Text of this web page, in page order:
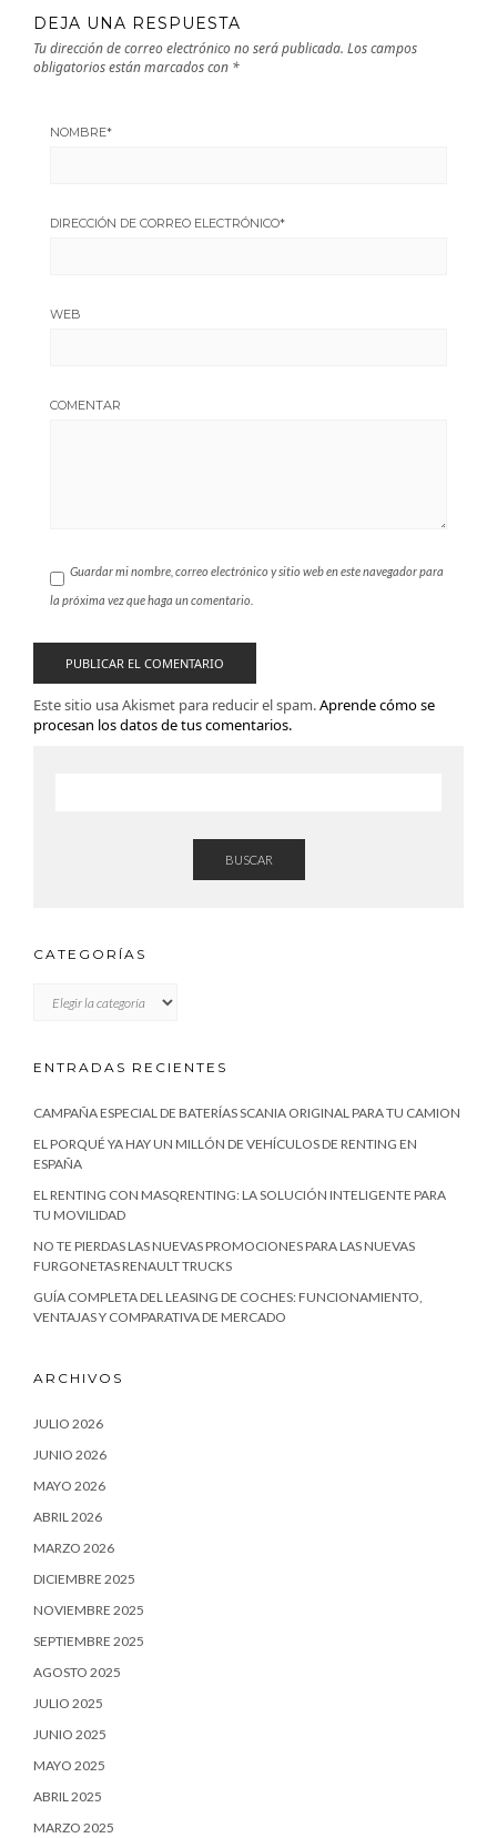
DEJA UNA RESPUESTA
Tu dirección de correo electrónico no será publicada. Los campos
obligatorios están marcados con *
NOMBRE*
DIRECCIÓN DE CORREO ELECTRÓNICO*
WEB
COMENTAR
Guardar mi nombre, correo electrónico y sitio web en este navegador para
la próxima vez que haga un comentario.
Este sitio usa Akismet para reducir el spam.Aprende cómo se
procesan los datos de tus comentarios.
BUSCAR
CATEGORÍAS
ENTRADAS RECIENTES
CAMPAÑA ESPECIAL DE BATERÍAS SCANIA ORIGINAL PARA TU CAMION
EL PORQUÉ YA HAY UN MILLÓN DE VEHÍCULOS DE RENTING EN
ESPAÑA
EL RENTING CON MASQRENTING: LA SOLUCIÓN INTELIGENTE PARA
TU MOVILIDAD
NO TE PIERDAS LAS NUEVAS PROMOCIONES PARA LAS NUEVAS
FURGONETAS RENAULT TRUCKS
GUÍA COMPLETA DEL LEASING DE COCHES: FUNCIONAMIENTO,
VENTAJAS Y COMPARATIVA DE MERCADO
ARCHIVOS
JULIO 2026
JUNIO 2026
MAYO 2026
ABRIL 2026
MARZO 2026
DICIEMBRE 2025
NOVIEMBRE 2025
SEPTIEMBRE 2025
AGOSTO 2025
JULIO 2025
JUNIO 2025
MAYO 2025
ABRIL 2025
MARZO 2025